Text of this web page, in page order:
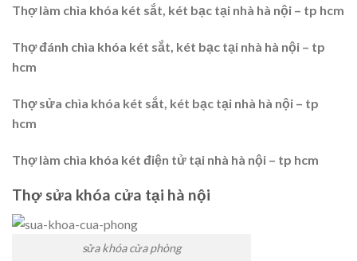
Thợ làm chìa khóa két sắt, két bạc tại nhà hà nội – tp hcm
Thợ đánh chìa khóa két sắt, két bạc tại nhà hà nội – tp
hcm
Thợ sửa chìa khóa két sắt, két bạc tại nhà hà nội – tp
hcm
Thợ làm chìa khóa két điện tử tại nhà hà nội – tp hcm
Thợ sửa khóa cửa tại hà nội
sửa khóa cửa phòng